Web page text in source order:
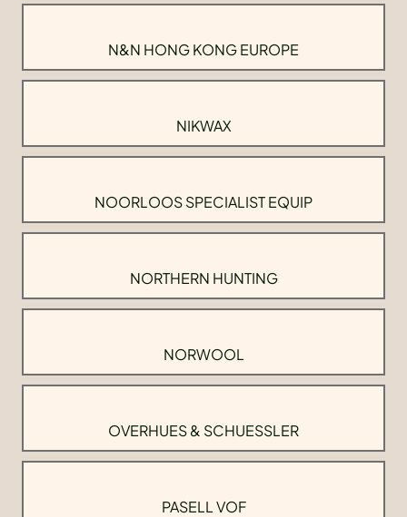
N&N HONG KONG EUROPE
NIKWAX
NOORLOOS SPECIALIST EQUIP
NORTHERN HUNTING
NORWOOL
OVERHUES & SCHUESSLER
PASELL VOF